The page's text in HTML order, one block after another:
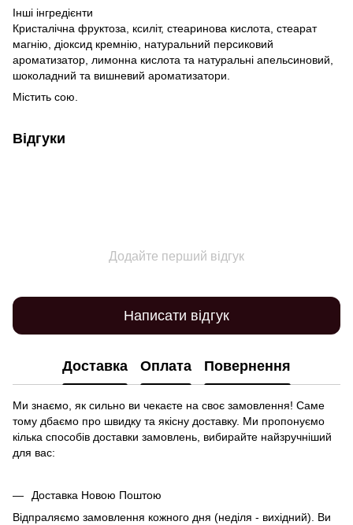
Інші інгредієнти
Кристалічна фруктоза, ксиліт, стеаринова кислота, стеарат
магнію, діоксид кремнію, натуральний персиковий
ароматизатор, лимонна кислота та натуральні апельсиновий,
шоколадний та вишневий ароматизатори.
Містить сою.
Відгуки
Додайте перший відгук
Написати відгук
Доставка Оплата Повернення
Ми знаємо, як сильно ви чекаєте на своє замовлення! Саме
тому дбаємо про швидку та якісну доставку. Ми пропонуємо
кілька способів доставки замовлень, вибирайте найзручніший
для вас:
Доставка Новою Поштою
Відпраляємо замовлення кожного дня (неділя - вихідний). Ви